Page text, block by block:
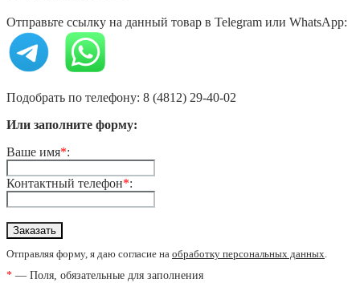
Отправьте ссылку на данный товар в Telegram или WhatsApp:
Подобрать по телефону: 8 (4812) 29-40-02
Или заполните форму:
Ваше имя*:
Контактный телефон*:
Отправляя форму, я даю согласие на обработку персональных данных.
* — Поля, обязательные для заполнения